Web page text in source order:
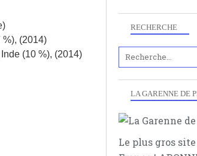
%), (2014)
(10 %), (2014)
RECHERCHE
LA GARENNE DE
Le plus gros